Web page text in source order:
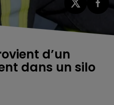
d’un
dans un silo